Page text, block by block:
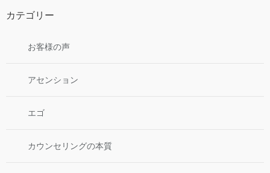
カテゴリー
お客様の声
アセンション
エゴ
カウンセリングの本質